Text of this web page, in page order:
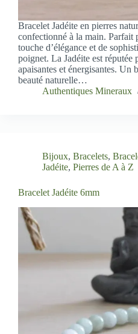
Bracelet Jadéite en pierres
confectionné à la main. Parfait
touche d’élégance et de
poignet. La Jadéite est réputée
apaisantes et énergisantes.
beauté naturelle…
Authentiques Mineraux
Bijoux, Bracelets,
Jadéite, Pierres de A à Z
Bracelet Jadéite 6mm